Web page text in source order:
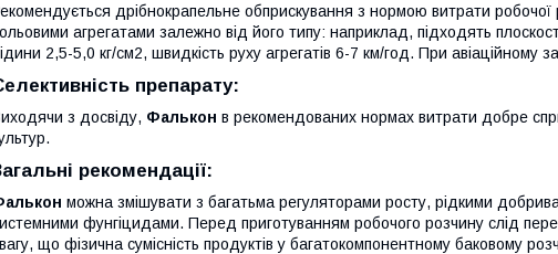
дрібнокрапельне обприскування з нормою витрати
агрегатами залежно від його типу: наприклад, підходять
2,5-5,0 кг/см2, швидкість руху агрегатів 6-7 км/год. При авіаційному
препарату:
з досвіду, Фалькон в рекомендованих нормах витрати добре
рекомендації:
можна змішувати з багатьма регуляторами росту, рідкими
фунгіцидами. Перед приготуванням робочого розчину слід
що фізична сумісність продуктів у багатокомпонентному баковому